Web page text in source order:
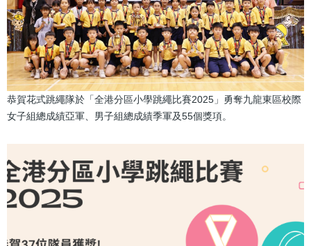
恭賀花式跳繩隊於「全港分區小學跳繩比賽2025」勇奪九龍東區校際
女子組總成績亞軍、男子組總成績季軍及55個獎項。